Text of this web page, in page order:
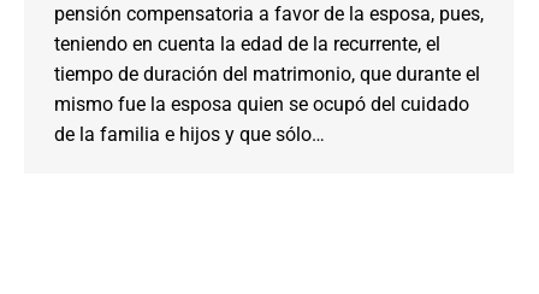
pensión compensatoria a favor de la esposa, pues,
teniendo en cuenta la edad de la recurrente, el
tiempo de duración del matrimonio, que durante el
mismo fue la esposa quien se ocupó del cuidado
de la familia e hijos y que sólo…